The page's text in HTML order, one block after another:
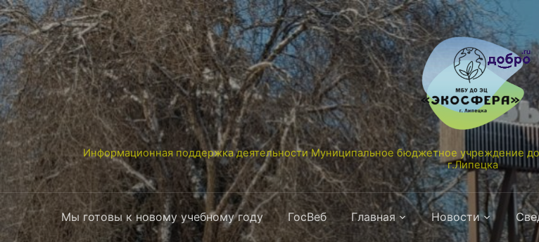
Информационная поддержка деятельности Муниципальное бюджетное учреждение
г.Липецка
Мы готовы к новому учебному году ГосВеб Главная Новости